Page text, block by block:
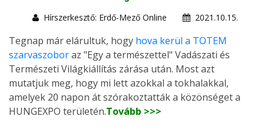
Hírszerkesztő: Erdő-Mező Online
2021.10.15.
Tegnap már elárultuk, hogy hova kerül a TOTEM
szarvaszoboraz "Egy a természettel" Vadászati és
Természeti Világkiállítás zárása után. Most azt
mutatjuk meg, hogy mi lett azokkal a tokhalakkal,
amelyek 20 napon át szórakoztatták a közönséget a
HUNGEXPO területén.Tovább >>>